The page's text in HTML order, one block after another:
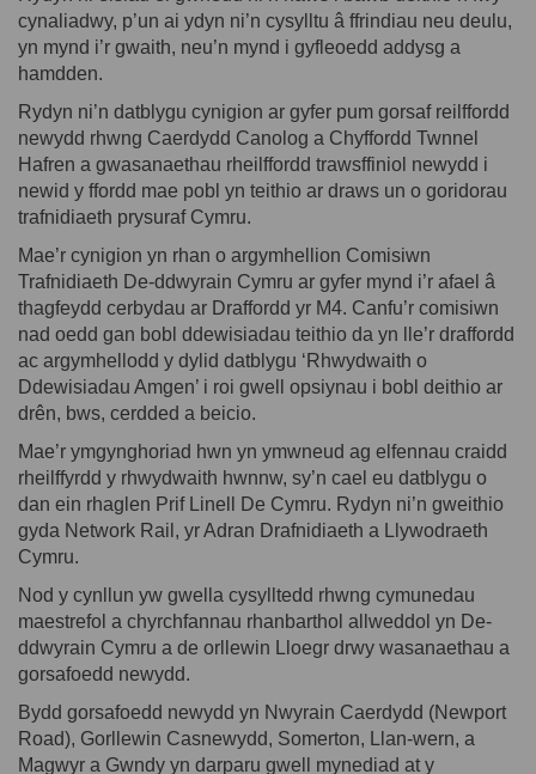
cynaliadwy, p’un ai ydyn ni’n cysylltu â ffrindiau neu deulu,
yn mynd i’r gwaith, neu’n mynd i gyfleoedd addysg a
hamdden.
Rydyn ni’n datblygu cynigion ar gyfer pum gorsaf reilffordd
newydd rhwng Caerdydd Canolog a Chyffordd Twnnel
Hafren a gwasanaethau rheilffordd trawsffiniol newydd i
newid y ffordd mae pobl yn teithio ar draws un o goridorau
trafnidiaeth prysuraf Cymru.
Mae’r cynigion yn rhan o argymhellion Comisiwn
Trafnidiaeth De-ddwyrain Cymru ar gyfer mynd i’r afael â
thagfeydd cerbydau ar Draffordd yr M4. Canfu’r comisiwn
nad oedd gan bobl ddewisiadau teithio da yn lle’r draffordd
ac argymhellodd y dylid datblygu ‘Rhwydwaith o
Ddewisiadau Amgen’ i roi gwell opsiynau i bobl deithio ar
drên, bws, cerdded a beicio.
Mae’r ymgynghoriad hwn yn ymwneud ag elfennau craidd
rheilffyrdd y rhwydwaith hwnnw, sy’n cael eu datblygu o
dan ein rhaglen Prif Linell De Cymru. Rydyn ni’n gweithio
gyda Network Rail, yr Adran Drafnidiaeth a Llywodraeth
Cymru.
Nod y cynllun yw gwella cysylltedd rhwng cymunedau
maestrefol a chyrchfannau rhanbarthol allweddol yn De-
ddwyrain Cymru a de orllewin Lloegr drwy wasanaethau a
gorsafoedd newydd.
Bydd gorsafoedd newydd yn Nwyrain Caerdydd (Newport
Road), Gorllewin Casnewydd, Somerton, Llan-wern, a
Magwyr a Gwndy yn darparu gwell mynediad at y